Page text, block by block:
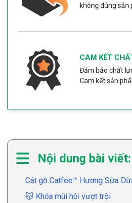
không đúng sản
CAM KẾT
Đảm bảo chất
Cam kết sản
Nội dung bài viết:
Cát gỗ Catfee™ Hương Sữa
😽 Khóa mùi hôi vượt trội